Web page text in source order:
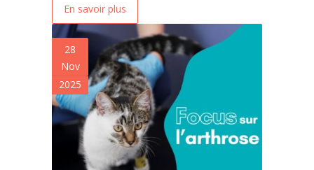
En savoir plus
28
Nov
2025